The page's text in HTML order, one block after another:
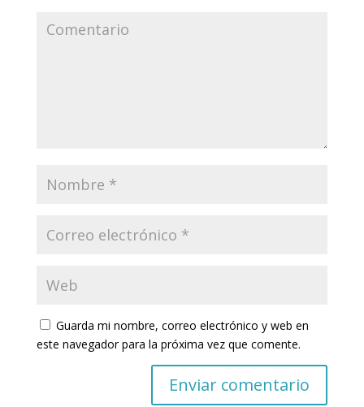
Guarda mi nombre, correo electrónico y web en
este navegador para la próxima vez que comente.